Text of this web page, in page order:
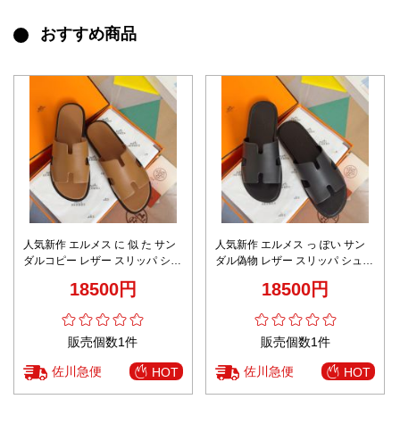
おすすめ商品
人気新作 エルメス に 似 た サン
ダルコピー レザー スリッパ シュ
選 ブラウン18500円
販売個数1件
佐川急便 HOT
人気新作 エルメス っ ぽい サン
ダル偽物 レザー スリッパ シュー
18500円
販売個数1件
佐川急便 HOT